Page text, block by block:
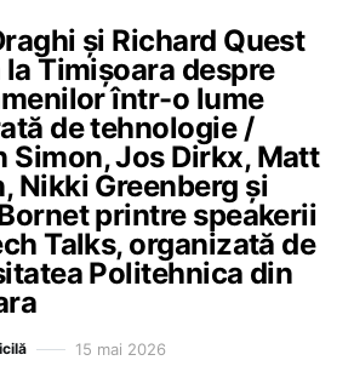
și Richard Quest
Timișoara despre
într-o lume
de tehnologie /
Simon, Jos Dirkx, Matt
Nikki Greenberg și
printre speakerii
Talks, organizată de
Politehnica din
15 mai 2026